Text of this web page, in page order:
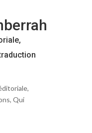
,
, Qui